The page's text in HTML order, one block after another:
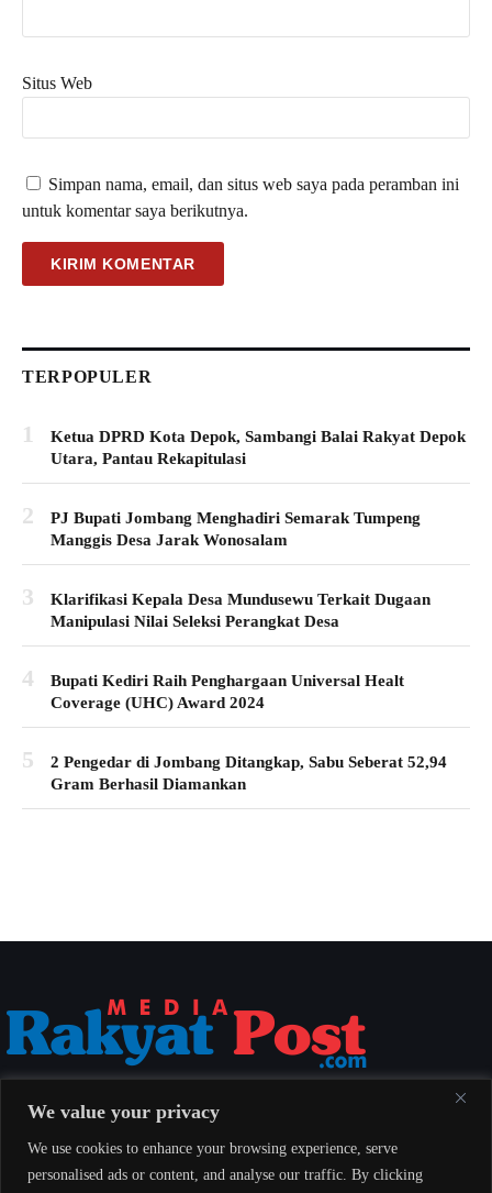
We value your privacy
We use cookies to enhance your browsing experience, serve
personalised ads or content, and analyse our traffic. By clicking
Situs Web
Simpan nama, email, dan situs web saya pada peramban ini
untuk komentar saya berikutnya.
TERPOPULER
1
Ketua DPRD Kota Depok, Sambangi Balai Rakyat Depok
Utara, Pantau Rekapitulasi
2
PJ Bupati Jombang Menghadiri Semarak Tumpeng
Manggis Desa Jarak Wonosalam
3
Klarifikasi Kepala Desa Mundusewu Terkait Dugaan
Manipulasi Nilai Seleksi Perangkat Desa
4
Bupati Kediri Raih Penghargaan Universal Healt
Coverage (UHC) Award 2024
5
2 Pengedar di Jombang Ditangkap, Sabu Seberat 52,94
Gram Berhasil Diamankan
berimbang untuk seluruh masyarakat Indonesia.